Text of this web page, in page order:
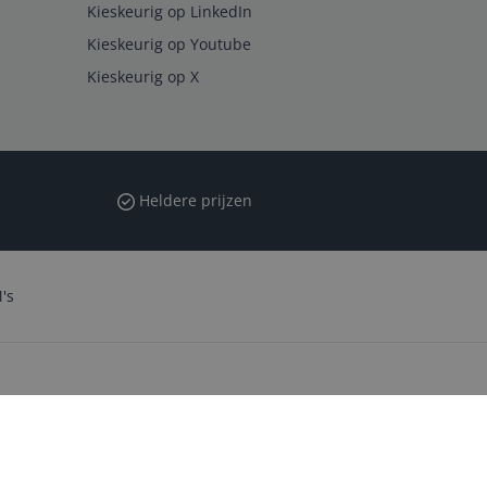
Kieskeurig op LinkedIn
Kieskeurig op Youtube
Kieskeurig op X
Heldere prijzen